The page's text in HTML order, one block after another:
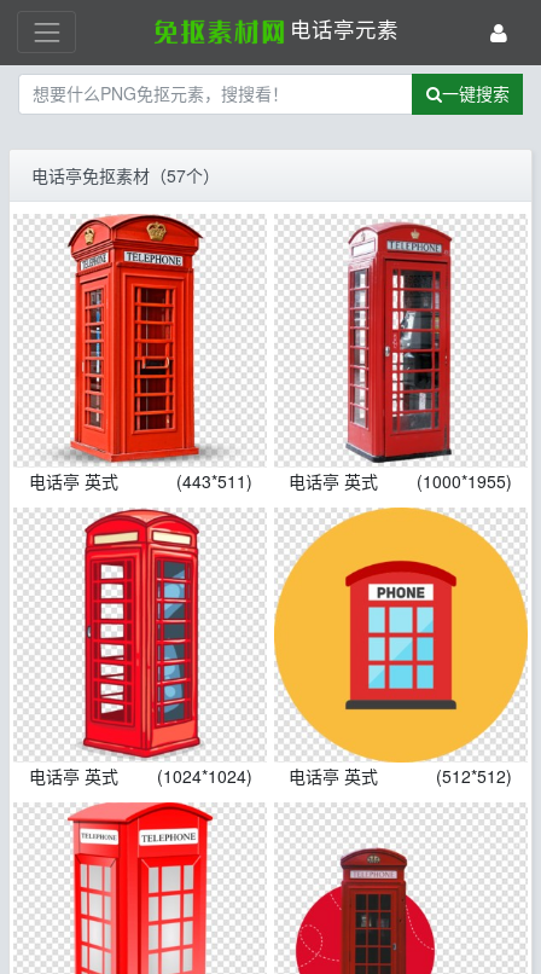
电话亭元素
一键搜索
电话亭免抠素材（57个）
电话亭 英式 (443*511) 电话亭 英式 (1000*1955)
电话亭 英式 (1024*1024) 电话亭 英式 (512*512)